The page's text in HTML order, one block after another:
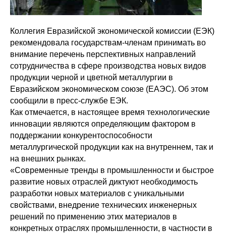
Коллегия Евразийской экономической комиссии (ЕЭК)
рекомендовала государствам-членам принимать во
внимание перечень перспективных направлений
сотрудничества в сфере производства новых видов
продукции черной и цветной металлургии в
Евразийском экономическом союзе (ЕАЭС). Об этом
сообщили в пресс-службе ЕЭК.
Как отмечается, в настоящее время технологические
инновации являются определяющим фактором в
поддержании конкурентоспособности
металлургической продукции как на внутреннем, так и
на внешних рынках.
«Современные тренды в промышленности и быстрое
развитие новых отраслей диктуют необходимость
разработки новых материалов с уникальными
свойствами, внедрение технических инженерных
решений по применению этих материалов в
конкретных отраслях промышленности, в частности в